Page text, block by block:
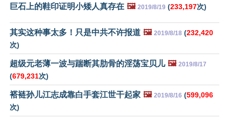
巨石上的鞋印证明小矮人真存在 🖼️ 2019/8/19 (233,197次)
其实这种事太多！只是中共不许报道 🖼️ 2019/8/18 (232,420
次)
超级元老薄一波与踹断其肋骨的淫荡宝贝儿 🖼️ 2019/8/17
(679,231次)
褡裢孙儿江志成靠白手套江世干起家 🖼️ 2019/8/16 (599,096
次)